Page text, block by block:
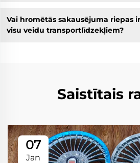
Vai hromētās sakausējuma riepas
visu veidu transportlīdzekļiem?
Saistītais
07
Jan